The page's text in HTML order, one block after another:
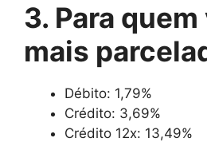
3. Para
mais
Débito: 1,79%
Crédito: 3,69%
Crédito 12x: 13,49%